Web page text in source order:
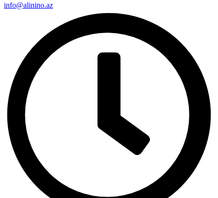
info@alinino.az